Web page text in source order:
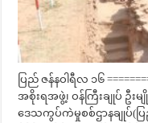
ပြည် ဇန်နဝါရီလ ၁၆
အစိုးရအဖွဲ့၊ ဝန်ကြီးချုပ် ဦး
ဒေသကွပ်ကဲမှုစစ်ဌာနချုပ်(ပ